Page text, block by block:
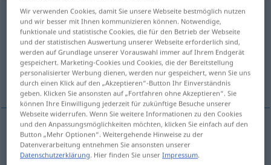
Begleiterm
Übersicht aller Übersetzungen
(Für mehr Details die Übersetzung anklicken/antippen)
пратилац
пратилац Begleiter
Wir verwenden Cookies, damit Sie unsere Webseite bestmöglich nutzen
und wir besser mit Ihnen kommunizieren können. Notwendige,
funktionale und statistische Cookies, die für den Betrieb der Webseite
und der statistischen Auswertung unserer Webseite erforderlich sind,
werden auf Grundlage unserer Vorauswahl immer auf Ihrem Endgerät
gespeichert. Marketing-Cookies und Cookies, die der Bereitstellung
personalisierter Werbung dienen, werden nur gespeichert, wenn Sie uns
durch einen Klick auf den „Akzeptieren“-Button Ihr Einverständnis
geben. Klicken Sie ansonsten auf „Fortfahren ohne Akzeptieren“. Sie
können Ihre Einwilligung jederzeit für zukünftige Besuche unserer
Webseite widerrufen. Wenn Sie weitere Informationen zu den Cookies
und den Anpassungsmöglichkeiten möchten, klicken Sie einfach auf den
Button „Mehr Optionen“. Weitergehende Hinweise zu der
Datenverarbeitung entnehmen Sie ansonsten unserer
Datenschutzerklärung. Hier finden Sie unserImpressum.